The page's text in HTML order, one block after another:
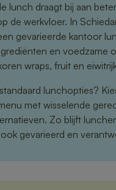
lunch draagt bij aan
de werkvloer. In
gevarieerde kantoor
en voedzame
wraps, fruit en
lunchopties?
met wisselende
Zo blijft
ook gevarieerd en